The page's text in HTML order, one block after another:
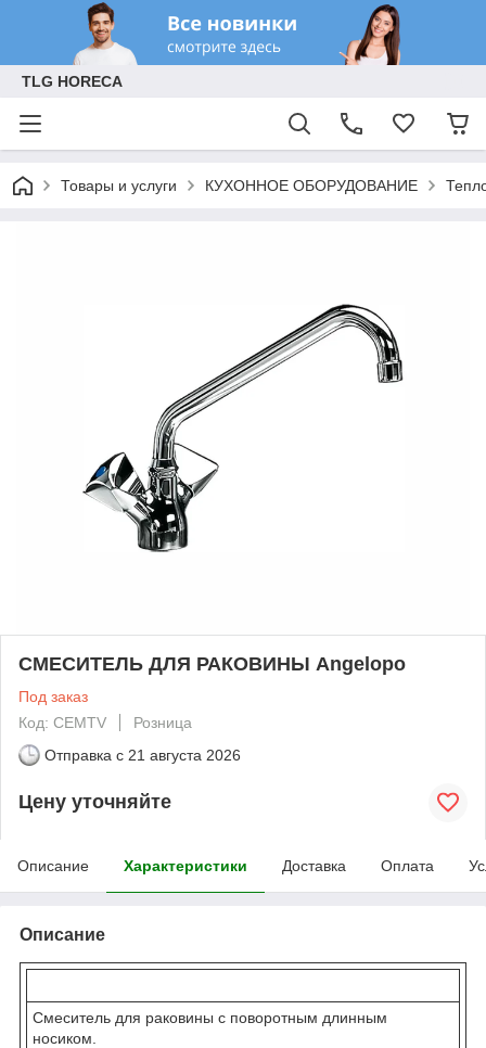
TLG HORECA
Товары и услуги КУХОННОЕ ОБОРУДОВАНИЕ
СМЕСИТЕЛЬ ДЛЯ РАКОВИНЫ Angelopo
Под заказ
Код: CEMTV
Розница
Отправка с 21 августа 2026
Цену уточняйте
Описание Характеристики Доставка Оплата
Описание
Смеситель для раковины c поворотным длинным
носиком.